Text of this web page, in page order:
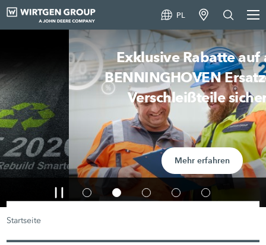
PL
Exklusive Rabatte auf alle
BENNINGHOVEN Ersatz- und
Verschleißteile sichern
Mehr erfahren
Startseite